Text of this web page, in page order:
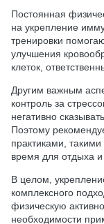
Постоянная
на укрепление
тренировки
улучшения
клеток,
Другим важным
контроль за
негативно
Поэтому
практиками,
время для отдыха
В целом,
комплексного
физическую
необходимости